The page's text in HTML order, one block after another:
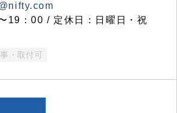
19：00 / 定休日：日曜日・祝
・取付可